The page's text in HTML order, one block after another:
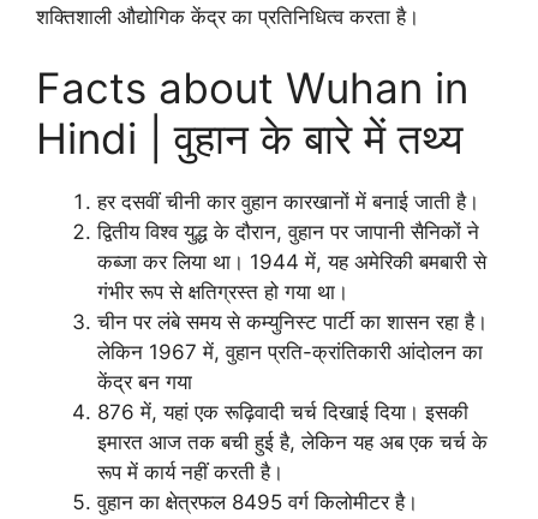
शक्तिशाली औद्योगिक केंद्र का प्रतिनिधित्व करता है।
Facts about Wuhan in
Hindi | वुहान के बारे में तथ्य
हर दसवीं चीनी कार वुहान कारखानों में बनाई जाती है।
द्वितीय विश्व युद्ध के दौरान, वुहान पर जापानी सैनिकों ने
कब्जा कर लिया था। 1944 में, यह अमेरिकी बमबारी से
गंभीर रूप से क्षतिग्रस्त हो गया था।
चीन पर लंबे समय से कम्युनिस्ट पार्टी का शासन रहा है।
लेकिन 1967 में, वुहान प्रति-क्रांतिकारी आंदोलन का
केंद्र बन गया
876 में, यहां एक रूढ़िवादी चर्च दिखाई दिया। इसकी
इमारत आज तक बची हुई है, लेकिन यह अब एक चर्च के
रूप में कार्य नहीं करती है।
वुहान का क्षेत्रफल 8495 वर्ग किलोमीटर है।